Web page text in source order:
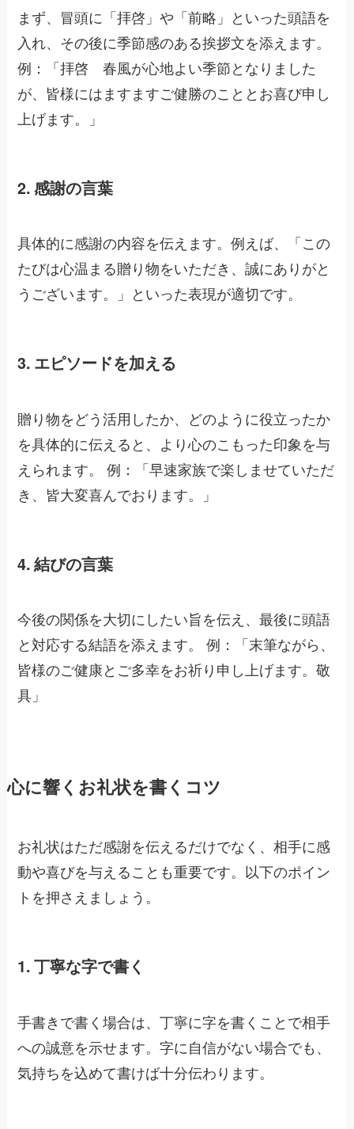
まず、冒頭に「拝啓」や「前略」といった頭語を
入れ、その後に季節感のある挨拶文を添えます。
例：「拝啓 春風が心地よい季節となりました
が、皆様にはますますご健勝のこととお喜び申し
上げます。」
2. 感謝の言葉
具体的に感謝の内容を伝えます。例えば、「この
たびは心温まる贈り物をいただき、誠にありがと
うございます。」といった表現が適切です。
3. エピソードを加える
贈り物をどう活用したか、どのように役立ったか
を具体的に伝えると、より心のこもった印象を与
えられます。 例：「早速家族で楽しませていただ
き、皆大変喜んでおります。」
4. 結びの言葉
今後の関係を大切にしたい旨を伝え、最後に頭語
と対応する結語を添えます。 例：「末筆ながら、
皆様のご健康とご多幸をお祈り申し上げます。敬
具」
心に響くお礼状を書くコツ
お礼状はただ感謝を伝えるだけでなく、相手に感
動や喜びを与えることも重要です。以下のポイン
トを押さえましょう。
1. 丁寧な字で書く
手書きで書く場合は、丁寧に字を書くことで相手
への誠意を示せます。字に自信がない場合でも、
気持ちを込めて書けば十分伝わります。